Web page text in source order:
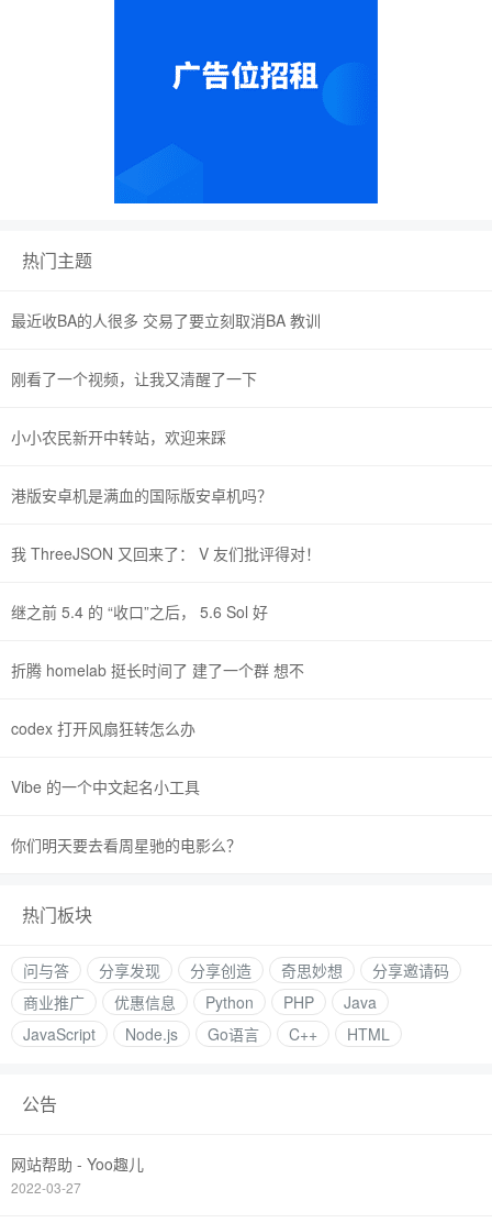
热门主题
最近收BA的人很多 交易了要立刻取消BA 教训
刚看了一个视频，让我又清醒了一下
小小农民新开中转站，欢迎来踩
港版安卓机是满血的国际版安卓机吗？
我 ThreeJSON 又回来了： V 友们批评得对！
继之前 5.4 的 “收口”之后， 5.6 Sol 好
折腾 homelab 挺长时间了 建了一个群 想不
codex 打开风扇狂转怎么办
Vibe 的一个中文起名小工具
你们明天要去看周星驰的电影么？
热门板块
问与答 分享发现 分享创造 奇思妙想
分享邀请码
商业推广
优惠信息 Python PHP
Java
JavaScript
Node.js Go语言 C++ HTML
公告
网站帮助 - Yoo趣儿
2022-03-27